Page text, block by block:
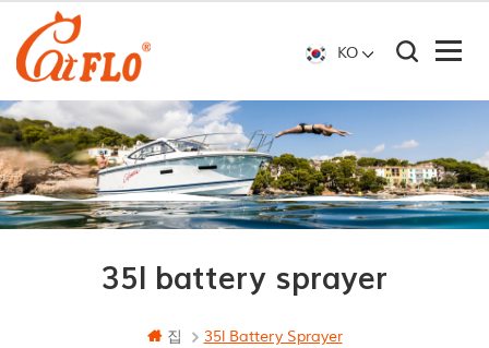
KO
35l battery sprayer
집 35l Battery Sprayer